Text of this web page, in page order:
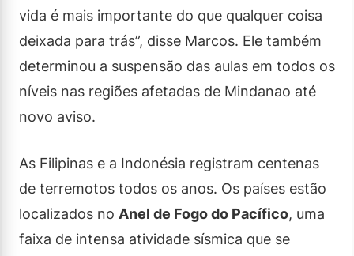
vida é mais importante do que qualquer coisa
deixada para trás”, disse Marcos. Ele também
determinou a suspensão das aulas em todos os
níveis nas regiões afetadas de Mindanao até
novo aviso.
As Filipinas e a Indonésia registram centenas
de terremotos todos os anos. Os países estão
localizados no Anel de Fogo do Pacífico, uma
faixa de intensa atividade sísmica que se